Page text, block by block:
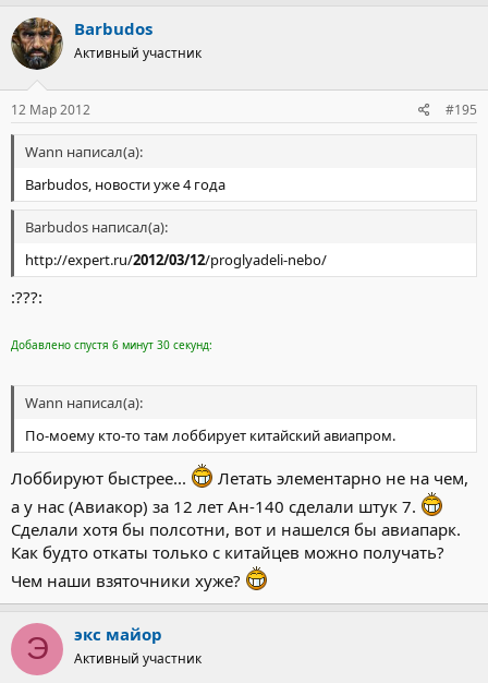
Barbudos
Активный участник
12 Мар 2012 #195
Wann написал(а):
Barbudos, новости уже 4 года
Barbudos написал(а):
http://expert.ru/2012/03/12/proglyadeli-nebo/
:???:
Добавлено спустя 6 минут 30 секунд:
Wann написал(а):
По-моему кто-то там лоббирует китайский авиапром.
Лоббируют быстрее...
Летать элементарно не на чем,
а у нас (Авиакор) за 12 лет Ан-140 сделали штук 7.
Сделали хотя бы полсотни, вот и нашелся бы авиапарк.
Как будто откаты только с китайцев можно получать?
Чем наши взяточники хуже?
Э экс майор
Активный участник